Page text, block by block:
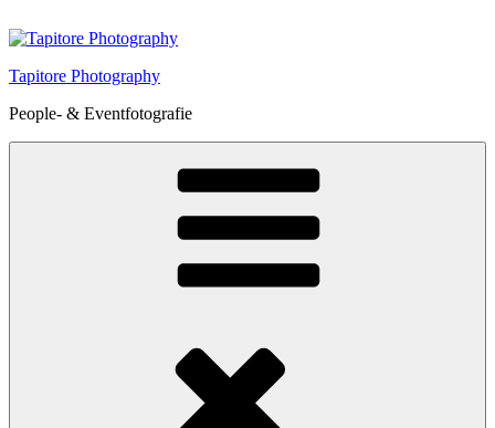
Inhalt
Tapitore Photography
People- & Eventfotografie